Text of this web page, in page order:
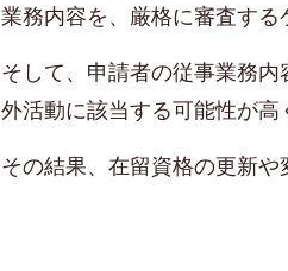
業務内容を、厳格に審査する
そして、申請者の従事業務
外活動に該当する可能性が高
その結果、在留資格の更新や